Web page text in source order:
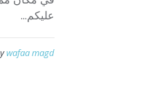
عليكم...
wafaa magd